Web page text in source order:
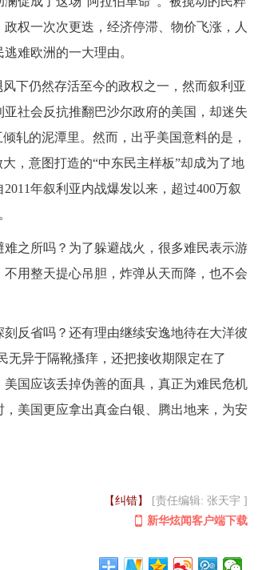
权一次次更迭，经济停滞、物价飞涨，人
难欧洲的一大理由。
下仍然存活至今的政权之一，然而叙利亚
社会反抗推翻巴沙尔政府的美国，却迷失
轧的泥潭里。然而，出乎美国意料的是，
，意图打造的“中东民主样板”却成为了地
年叙利亚内战爆发以来，超过400万叙
之所吗？为了躲避战火，很多难民表示游
用整天提心吊胆，炸弹从天而降，也不会
反省吗？还有理由继续安逸地待在大洋彼
无异于隔靴搔痒，还把接收期限定在了
国应该丢掉伪善的面具，真正为难民危机
美国更应拿出真金白银、腾出地来，为安
【纠错】
[责任编辑: 张天宇 ]
新华炫闻客户端下载